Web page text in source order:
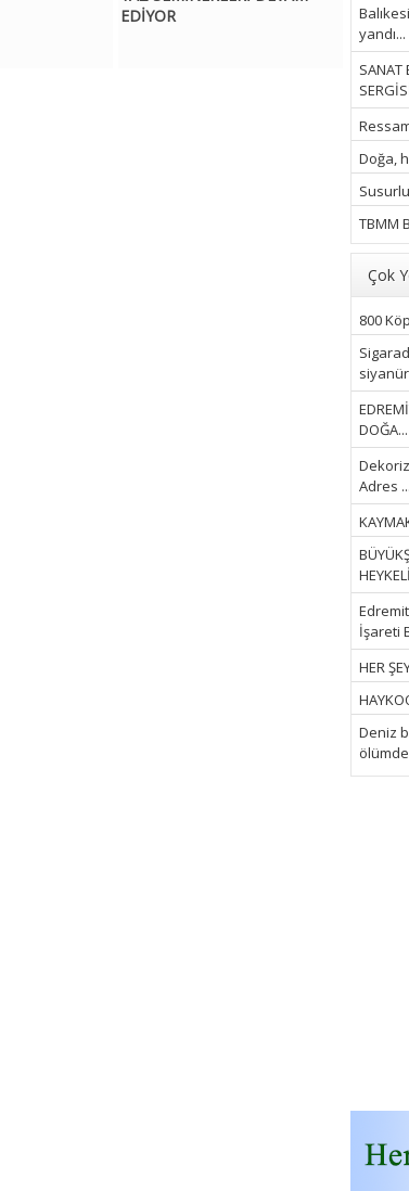
yandı...
SANAT
Doğa,
TBMM
Çok
800
DOĞA...
Adres ...
İşareti
HER
Deniz
EDİYOR